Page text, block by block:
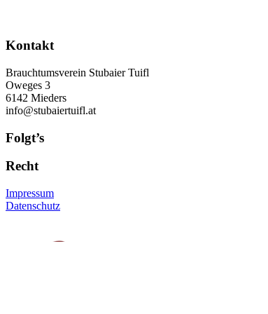
Kontakt
Brauchtumsverein Stubaier Tuifl
Oweges 3
6142 Mieders
info@stubaiertuifl.at
Folgt’s
Recht
Impressum
Datenschutz